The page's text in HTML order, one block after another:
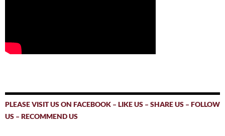
PLEASE VISIT US ON FACEBOOK – LIKE US – SHARE US – FOLLOW
US – RECOMMEND US